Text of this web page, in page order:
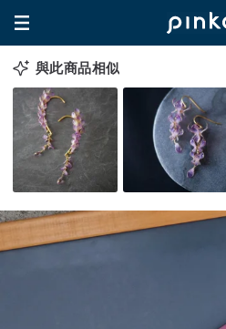
與此商品相似